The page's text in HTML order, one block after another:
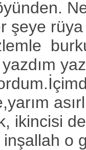
şeye
ikincisi
o